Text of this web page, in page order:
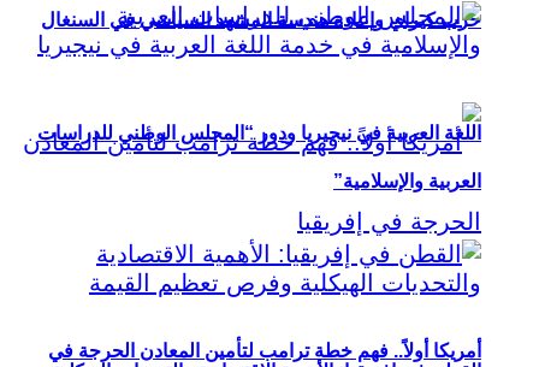
حزب كيراي وإعادة هندسة المشهد السياسي في السنغال
أمريكا أولاً.. فهم خطة ترامب لتأمين المعادن الحرجة في
اللغة العربية في نيجيريا ودور “المجلس الوطني للدراسات
العربية والإسلامية”